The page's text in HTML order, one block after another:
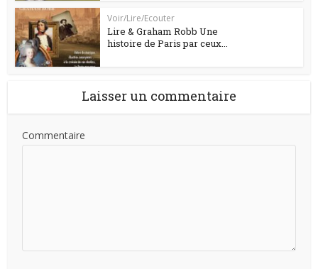
Voir/Lire/Ecouter
Lire & Graham Robb Une
histoire de Paris par ceux...
Laisser un commentaire
Commentaire